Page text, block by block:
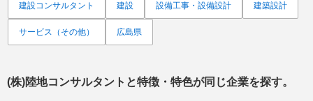
建設コンサルタント 建設 設備工事・設備設計 建築設計
サービス（その他） 広島県
(株)陸地コンサルタント と特徴・特色が同じ企業を探す。